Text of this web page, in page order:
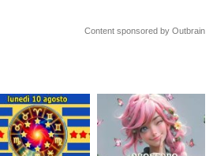
Content sponsored by Outbrain